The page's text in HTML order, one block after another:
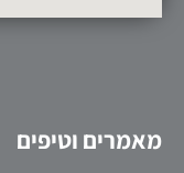
מאמרים וטיפים